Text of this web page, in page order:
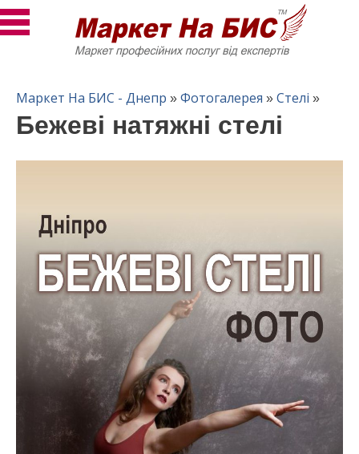
Маркет На БИС - Днепр » Фотогалерея » Стелі »
Бежеві натяжні стелі